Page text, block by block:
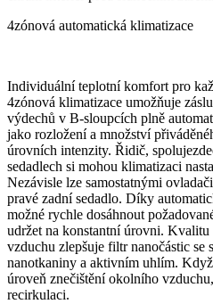
4zónová automatická klimatizace
Individuální teplotní komfort pro
4zónová klimatizace umožňuje
výdechů v B-sloupcích plně
jako rozložení a množství
úrovních intenzity. Řidič,
sedadlech si mohou klimatizaci
Nezávisle lze samostatnými
pravé zadní sedadlo. Díky
možné rychle dosáhnout
udržet na konstantní úrovni.
vzduchu zlepšuje filtr nanočástic
nanotkaniny a aktivním uhlím.
úroveň znečištění okolního
recirkulaci.